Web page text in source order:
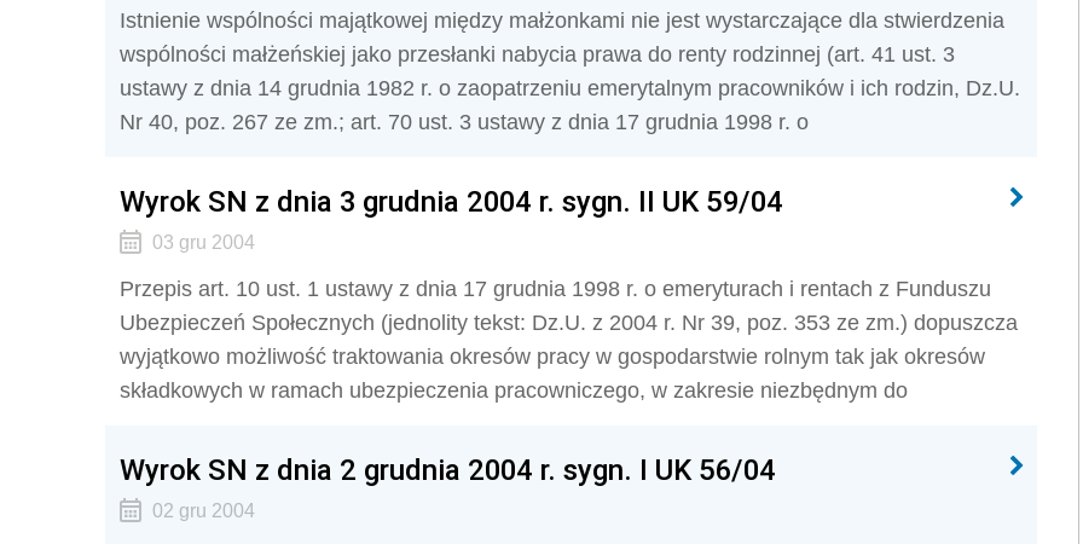
Istnienie wspólności majątkowej między małżonkami nie jest wystarczające dla stwierdzenia
wspólności małżeńskiej jako przesłanki nabycia prawa do renty rodzinnej (art. 41 ust. 3
ustawy z dnia 14 grudnia 1982 r. o zaopatrzeniu emerytalnym pracowników i ich rodzin, Dz.U.
Nr 40, poz. 267 ze zm.; art. 70 ust. 3 ustawy z dnia 17 grudnia 1998 r. o
Wyrok SN z dnia 3 grudnia 2004 r. sygn. II UK 59/04
03 gru 2004
Przepis art. 10 ust. 1 ustawy z dnia 17 grudnia 1998 r. o emeryturach i rentach z Funduszu
Ubezpieczeń Społecznych (jednolity tekst: Dz.U. z 2004 r. Nr 39, poz. 353 ze zm.) dopuszcza
wyjątkowo możliwość traktowania okresów pracy w gospodarstwie rolnym tak jak okresów
składkowych w ramach ubezpieczenia pracowniczego, w zakresie niezbędnym do
Wyrok SN z dnia 2 grudnia 2004 r. sygn. I UK 56/04
02 gru 2004